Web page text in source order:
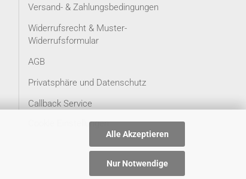
Alle Akzeptieren
Nur Notwendige
Versand- & Zahlungsbedingungen
Widerrufsrecht & Muster-
Widerrufsformular
AGB
Privatsphäre und Datenschutz
Callback Service
Cookie Einstellungen